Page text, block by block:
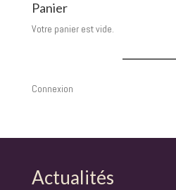
Panier
Votre panier est vide.
Connexion
Actualités